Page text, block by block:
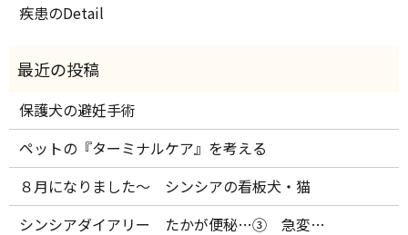
疾患のDetail
保護犬の避妊手術
ペットの『ターミナルケア』を考える
８月になりました～ シンシアの看板犬・猫
シンシアダイアリー たかが便秘…③ 急変…